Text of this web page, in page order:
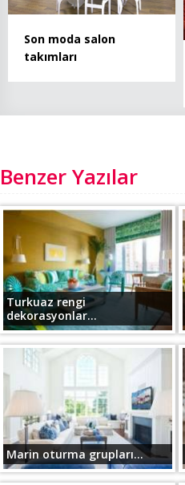
Son moda salon
takımları
Benzer Yazılar
Turkuaz rengi
dekorasyonlar...
Marin oturma grupları...